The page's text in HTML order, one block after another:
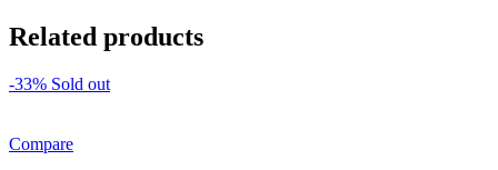
Related products
-33% Sold out
Compare